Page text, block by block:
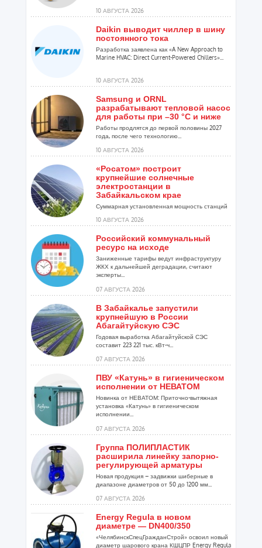
10 АВГУСТА 2026
Daikin выводит чиллер в шину
постоянного тока
Разработка заявлена как «A New Approach to
Marine HVAC: Direct Current-Powered Chillers»...
10 АВГУСТА 2026
Samsung и ORNL
разрабатывают тепловой насос
для работы при –30 °C и ниже
Работы продлятся до первой половины 2027
года, после чего технологию...
10 АВГУСТА 2026
«Росатом» построит
крупнейшие солнечные
электростанции в
Забайкальском крае
Суммарная установленная мощность станций
10 АВГУСТА 2026
Российский коммунальный
ресурс на исходе
Заниженные тарифы ведут инфраструктуру
ЖКХ к дальнейшей деградации, считают
эксперты...
07 АВГУСТА 2026
В Забайкалье запустили
крупнейшую в России
Абагайтуйскую СЭС
Годовая выработка Абагайтуйской СЭС
составит 223 221 тыс. кВт-ч...
07 АВГУСТА 2026
ПВУ «Катунь» в гигиеническом
исполнении от НЕВАТОМ
Новинка от НЕВАТОМ: Приточно-вытяжная
установка «Катунь» в гигиеническом
исполнении...
07 АВГУСТА 2026
Группа ПОЛИПЛАСТИК
расширила линейку запорно-
регулирующей арматуры
Новая продукция – задвижки шиберные в
диапазоне диаметров от 50 до 1200 мм...
07 АВГУСТА 2026
Energy Regula в новом
диаметре — DN400/350
«ЧелябинскСпецГражданСтрой» освоил новый
диаметр шарового крана КШЦПР Energy Regula